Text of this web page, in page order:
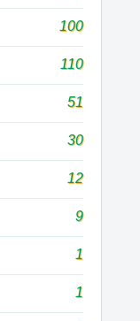
100
110
51
30
12
9
1
1